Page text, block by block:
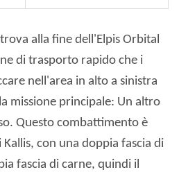
alla fine dell'Elpis Orbital
di trasporto rapido che i
nell'area in alto a sinistra
missione principale: Un altro
Questo combattimento è
con una doppia fascia di
fascia di carne, quindi il